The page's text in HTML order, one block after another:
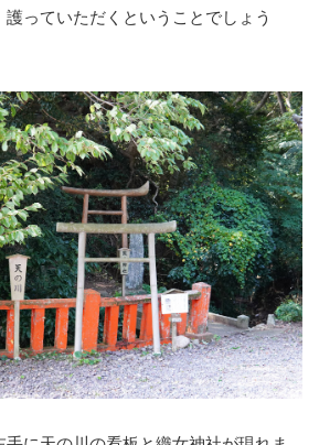
っていただくということでしょう